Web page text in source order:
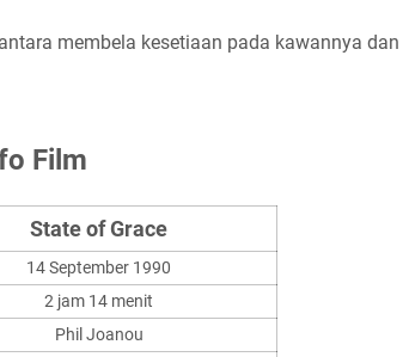
membela kesetiaan pada kawannya dan
Film
State of Grace
14 September 1990
2 jam 14 menit
Phil Joanou